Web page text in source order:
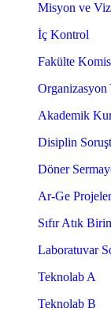
Misyon ve
İç Kontrol
Fakülte
Organizasyon
Akademik
Disiplin
Döner
Ar-Ge
Sıfır Atık
Laboratuvar
Teknolab A
Teknolab B